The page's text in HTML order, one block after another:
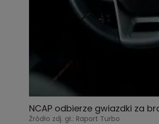
NCAP odbierze gwiazdki za
Źródło zdj. gł.: Raport Turbo